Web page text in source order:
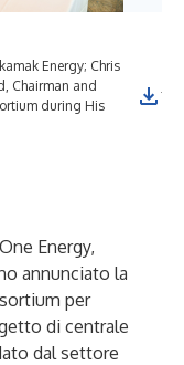
Energy; Chris
Chairman and
during His
Energy,
annunciato la
per
di centrale
dal settore